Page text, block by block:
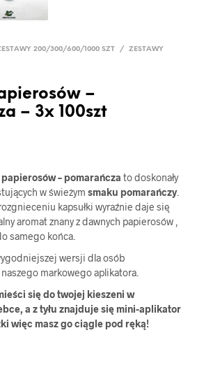
200/300/600/1000 SZT /
ZESTAWY
–
– 3x 100szt
– pomarańcza to doskonały
w świeżym smaku pomarańczy.
kapsułki wyraźnie daje się
aromat znany z dawnych papierosów ,
samego końca.
wersji dla osób
markowego aplikatora.
się do twojej kieszeni w
a z tyłu znajduje się mini-aplikator
więc masz go ciągle pod ręką!